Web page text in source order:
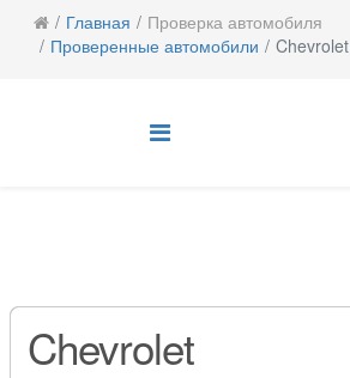
Главная
Проверка автомобиля
Проверенные автомобили
Chevrolet
Chevrolet